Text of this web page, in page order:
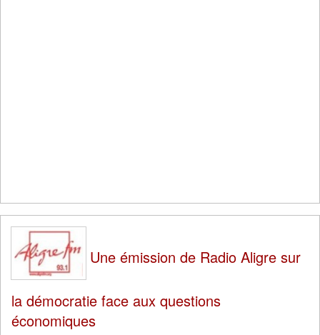
Une émission de Radio Aligre sur
la démocratie face aux questions
économiques